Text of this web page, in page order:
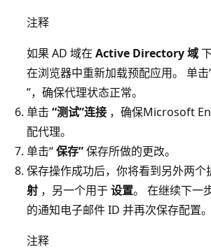
注释
如果 AD 域在 Active Directory 域
在浏览器中重新加载预配应用。 单击
”，确保代理状态正常。
单击 “测试”连接 ，确保Microsoft
配代理。
单击“保存”保存所做的更改。
保存操作成功后，你将看到另外两个
射 ，另一个用于设置。 在继续下一
的通知电子邮件 ID 并再次保存配置。
注释